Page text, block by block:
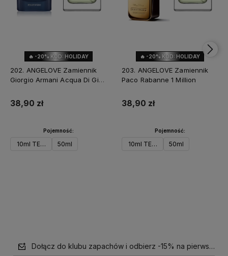
🔥 -20% KOD: HOLIDAY
202. ANGELOVE Zamiennik
Giorgio Armani Acqua Di Gio
38,90 zł
Pojemność:
10ml TESTER 50ml
🔥 -20% KOD: HOLIDAY
203. ANGELOVE Zamiennik
Paco Rabanne 1 Million
38,90 zł
Pojemność:
10ml TESTER 50ml
Dołącz do klubu zapachów i odbierz -15% na pierwsze